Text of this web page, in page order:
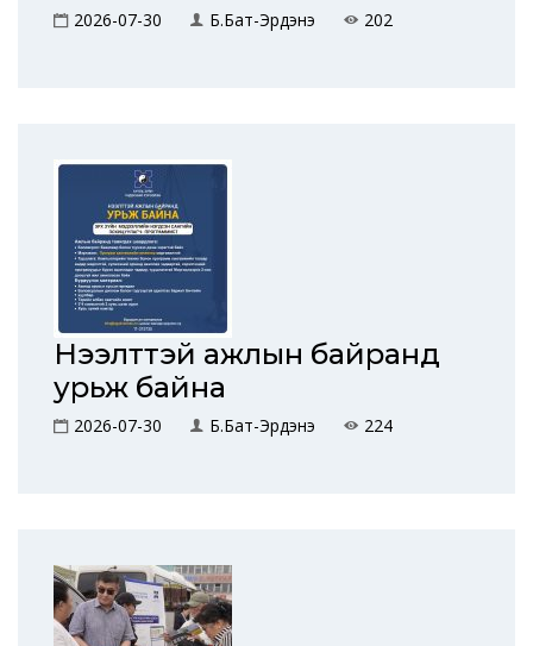
2026-07-30 Б.Бат-Эрдэнэ 202
Нээлттэй ажлын байранд
урьж байна
2026-07-30 Б.Бат-Эрдэнэ 224